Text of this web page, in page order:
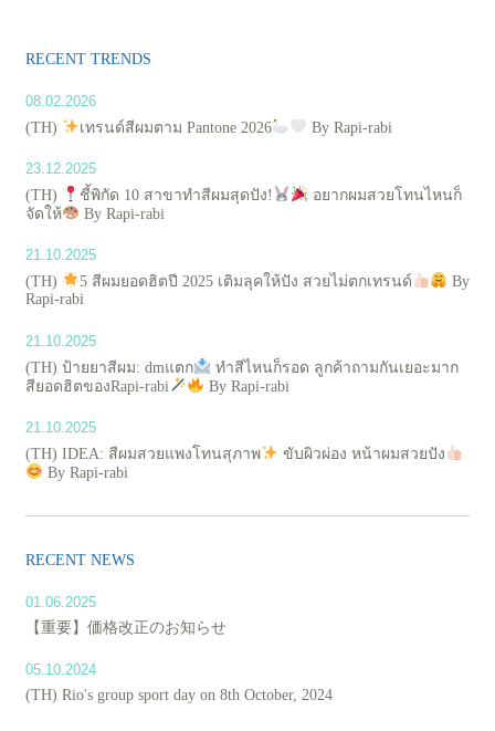
RECENT TRENDS
08.02.2026
(TH)
เทรนด์สีผมตาม Pantone 2026 By Rapi-rabi
23.12.2025
(TH)
ชี้พิกัด 10 สาขาทำสีผมสุดปัง!
อยากผมสวยโทนไหนก็
จัดให้
By Rapi-rabi
21.10.2025
(TH)
5 สีผมยอดฮิตปี 2025 เติมลุคให้ปัง สวยไม่ตกเทรนด์
By
Rapi-rabi
21.10.2025
(TH) ป้ายยาสีผม: dmแตก
ทำสีไหนก็รอด ลูกค้าถามกันเยอะมาก
สียอดฮิตของRapi-rabi
By Rapi-rabi
21.10.2025
(TH) IDEA: สีผมสวยแพงโทนสุภาพ
ขับผิวผ่อง หน้าผมสวยปัง
By Rapi-rabi
RECENT NEWS
01.06.2025
【重要】価格改正のお知らせ
05.10.2024
(TH) Rio's group sport day on 8th October, 2024